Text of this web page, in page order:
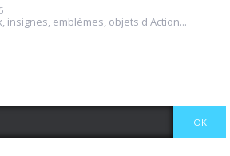
insignes, emblèmes, objets d'Action...